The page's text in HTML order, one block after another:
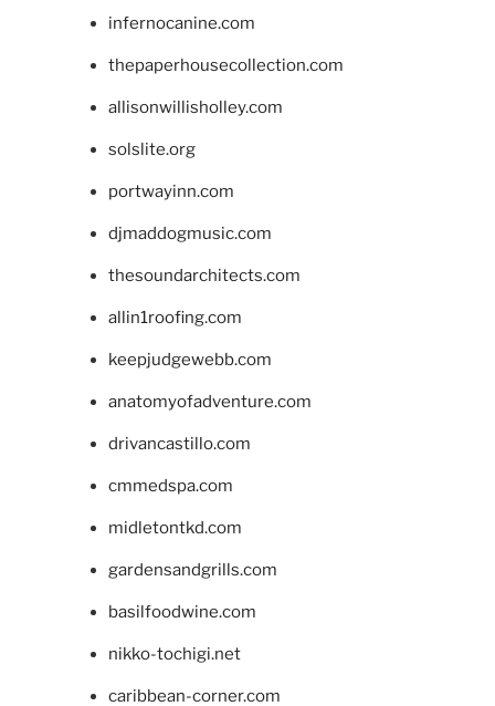
infernocanine.com
thepaperhousecollection.com
allisonwillisholley.com
solslite.org
portwayinn.com
djmaddogmusic.com
thesoundarchitects.com
allin1roofing.com
keepjudgewebb.com
anatomyofadventure.com
drivancastillo.com
cmmedspa.com
midletontkd.com
gardensandgrills.com
basilfoodwine.com
nikko-tochigi.net
caribbean-corner.com